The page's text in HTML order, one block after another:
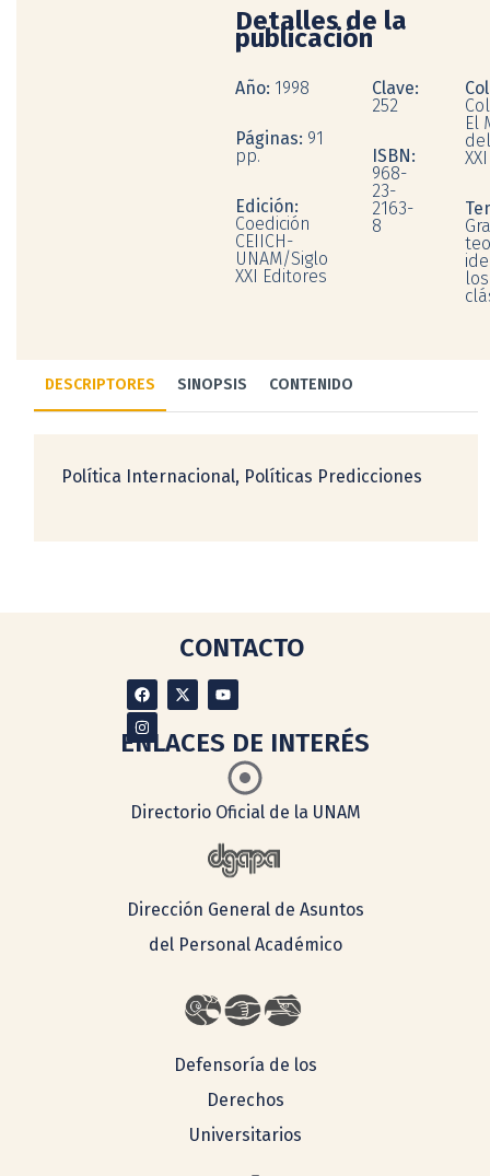
Detalles de la
publicación
Año: 1998
Páginas: 91
pp.
Edición:
Coedición
CEIICH-
UNAM/Siglo
XXI Editores
Clave:
252
ISBN:
968-
23-
2163-
8
El
XXI
los
DESCRIPTORES SINOPSIS CONTENIDO
Política Internacional, Políticas Predicciones
CONTACTO
ENLACES DE INTERÉS
Directorio Oficial de la UNAM
Dirección General de Asuntos
del Personal Académico
Defensoría de los
Derechos
Universitarios